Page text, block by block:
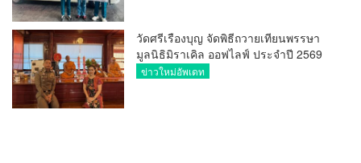
วัดศรีเรืองบุญ จัดพิธีถวายเทียนพรรษา
มูลนิธิมิราเคิล ออฟไลฟ์ ประจำปี 2569
พล.ต.ต.ศิริวัฒน์ ดีพอ ให้เกียรติเป็น
ข่าวใหม่อัพเดท